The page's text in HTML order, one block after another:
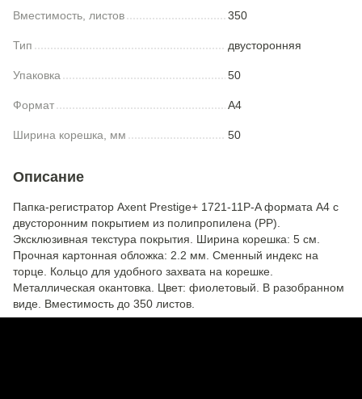
Вместимость, листов 350
Тип двусторонняя
Упаковка 50
Формат A4
Ширина корешка, мм 50
Описание
Папка-регистратор Axent Prestige+ 1721-11Р-A формата A4 с
двусторонним покрытием из полипропилена (РР).
Эксклюзивная текстура покрытия. Ширина корешка: 5 см.
Прочная картонная обложка: 2.2 мм. Сменный индекс на
торце. Кольцо для удобного захвата на корешке.
Металлическая окантовка. Цвет: фиолетовый. В разобранном
виде. Вместимость до 350 листов.